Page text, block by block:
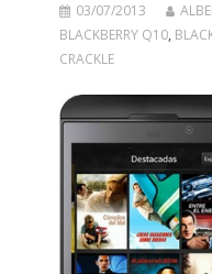
03/07/2013
BLACKBERRY Q10,
CRACKLE